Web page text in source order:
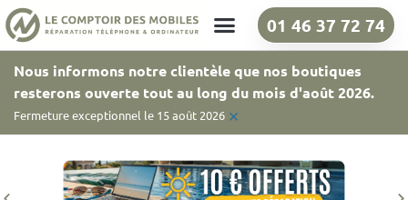
01 46 37 72 74
Nous informons notre clientèle que nos boutiques
resterons ouverte tout au long du mois d'août 2026.
Fermeture exceptionnel le 15 août 2026 ×